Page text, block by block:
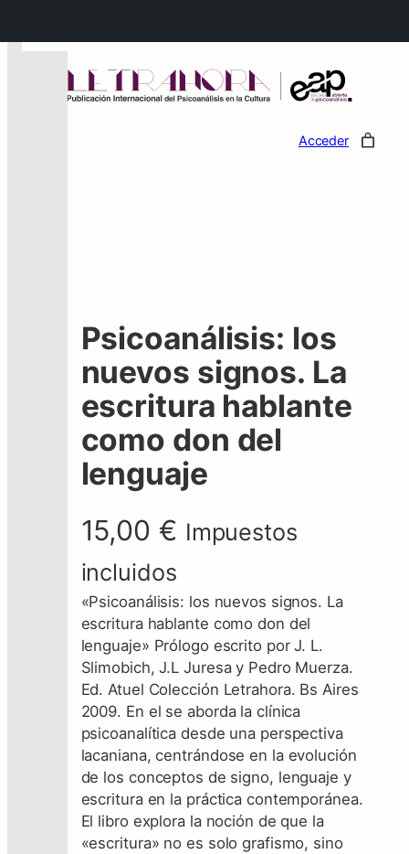
Acceder
Psicoanálisis: los
nuevos signos. La
escritura hablante
como don del
lenguaje
15,00 € Impuestos
incluidos
«Psicoanálisis: los nuevos signos. La
escritura hablante como don del
lenguaje» Prólogo escrito por J. L.
Slimobich, J.L Juresa y Pedro Muerza.
Ed. Atuel Colección Letrahora. Bs Aires
2009. En el se aborda la clínica
psicoanalítica desde una perspectiva
lacaniana, centrándose en la evolución
de los conceptos de signo, lenguaje y
escritura en la práctica contemporánea.
El libro explora la noción de que la
«escritura» no es solo grafismo, sino